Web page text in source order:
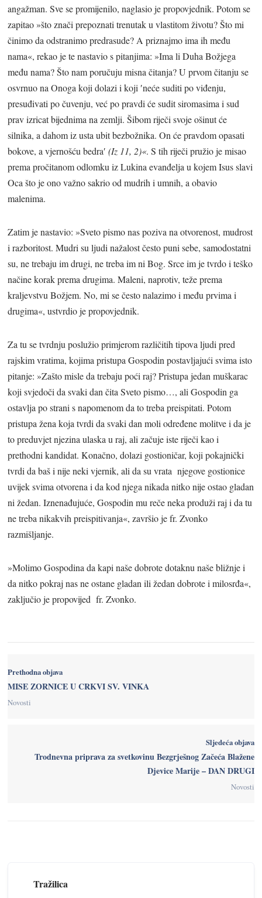
angažman. Sve se promijenilo, naglasio je propovjednik. Potom se
zapitao »što znači prepoznati trenutak u vlastitom životu? Što mi
činimo da odstranimo predrasude? A priznajmo ima ih među
nama«, rekao je te nastavio s pitanjima: »Ima li Duha Božjega
među nama? Što nam poručuju misna čitanja? U prvom čitanju se
osvrnuo na Onoga koji dolazi i koji ′neće suditi po viđenju,
presuđivati po čuvenju, već po pravdi će sudit siromasima i sud
prav izricat bijednima na zemlji. Šibom riječi svoje ošinut će
silnika, a dahom iz usta ubit bezbožnika. On će pravdom opasati
bokove, a vjernošću bedra′(Iz 11, 2)«. S tih riječi pružio je misao
prema pročitanom odlomku iz Lukina evanđelja u kojem Isus slavi
Oca što je ono važno sakrio od mudrih i umnih, a obavio
malenima.
Zatim je nastavio: »Sveto pismo nas poziva na otvorenost, mudrost
i razboritost. Mudri su ljudi nažalost često puni sebe, samodostatni
su, ne trebaju im drugi, ne treba im ni Bog. Srce im je tvrdo i teško
načine korak prema drugima. Maleni, naprotiv, teže prema
kraljevstvu Božjem. No, mi se često nalazimo i među prvima i
drugima«, ustvrdio je propovjednik.
Za tu se tvrdnju poslužio primjerom različitih tipova ljudi pred
rajskim vratima, kojima pristupa Gospodin postavljajući svima isto
pitanje: »Zašto misle da trebaju poći raj? Pristupa jedan muškarac
koji svjedoči da svaki dan čita Sveto pismo…, ali Gospodin ga
ostavlja po strani s napomenom da to treba preispitati. Potom
pristupa žena koja tvrdi da svaki dan moli određene molitve i da je
to preduvjet njezina ulaska u raj, ali začuje iste riječi kao i
prethodni kandidat. Konačno, dolazi gostioničar, koji pokajnički
tvrdi da baš i nije neki vjernik, ali da su vrata njegove gostionice
uvijek svima otvorena i da kod njega nikada nitko nije ostao gladan
ni žedan. Iznenađujuće, Gospodin mu reče neka produži raj i da tu
ne treba nikakvih preispitivanja«, završio je fr. Zvonko
razmišljanje.
»Molimo Gospodina da kapi naše dobrote dotaknu naše bližnje i
da nitko pokraj nas ne ostane gladan ili žedan dobrote i milosrđa«,
zaključio je propovijed fr. Zvonko.
Prethodna objava
MISE ZORNICE U CRKVI SV. VINKA
Novosti
Sljedeća objava
Trodnevna priprava za svetkovinu Bezgrješnog Začeća Blažene
Djevice Marije – DAN DRUGI
Novosti
Tražilica